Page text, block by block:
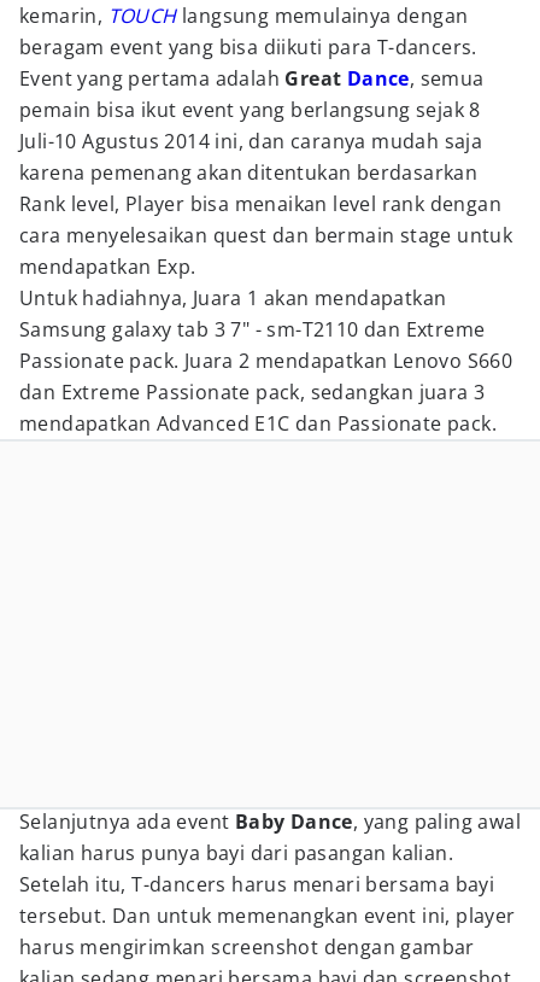
kemarin, TOUCHlangsung memulainya dengan
beragam event yang bisa diikuti para T-dancers.
Event yang pertama adalah Great Dance, semua
pemain bisa ikut event yang berlangsung sejak 8
Juli-10 Agustus 2014 ini, dan caranya mudah saja
karena pemenang akan ditentukan berdasarkan
Rank level, Player bisa menaikan level rank dengan
cara menyelesaikan quest dan bermain stage untuk
mendapatkan Exp.
Untuk hadiahnya, Juara 1 akan mendapatkan
Samsung galaxy tab 3 7" - sm-T2110 dan Extreme
Passionate pack. Juara 2 mendapatkan Lenovo S660
dan Extreme Passionate pack, sedangkan juara 3
mendapatkan Advanced E1C dan Passionate pack.
Selanjutnya ada event Baby Dance, yang paling awal
kalian harus punya bayi dari pasangan kalian.
Setelah itu, T-dancers harus menari bersama bayi
tersebut. Dan untuk memenangkan event ini, player
harus mengirimkan screenshot dengan gambar